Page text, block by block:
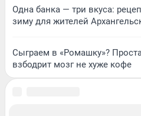
Одна банка — три вкуса:
зиму для жителей
Сыграем в «Ромашку»?
взбодрит мозг не хуже кофе